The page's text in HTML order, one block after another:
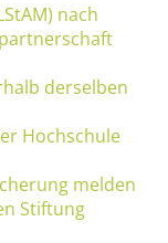
nach
derselben
Hochschule
melden
Stiftung